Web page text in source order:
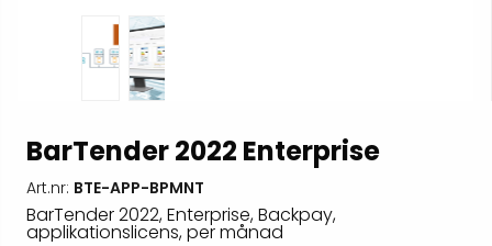
BarTender 2022 Enterprise
Art.nr: BTE-APP-BPMNT
BarTender 2022, Enterprise, Backpay,
applikationslicens, per månad